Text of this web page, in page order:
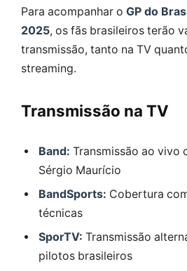
Para acompanhar o GP do
2025, os fãs brasileiros terão
transmissão, tanto na TV
streaming.
Transmissão na TV
Band: Transmissão ao vivo
Sérgio Maurício
BandSports: Cobertura
técnicas
SporTV: Transmissão
pilotos brasileiros